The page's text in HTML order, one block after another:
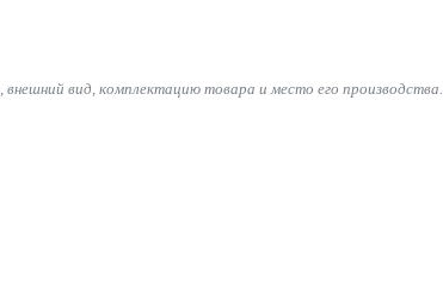
вид, комплектацию товара и место его производства.